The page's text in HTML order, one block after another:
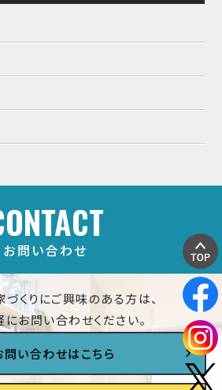
お問い合わせ
くりにご興味のある方は、
にお問い合わせください。
問い合わせはこちら